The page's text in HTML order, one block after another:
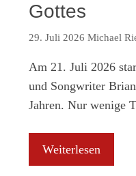
Gottes
29. Juli 2026 Michael
Am 21. Juli 2026
und Songwriter
Jahren. Nur wenige
Weiterlesen